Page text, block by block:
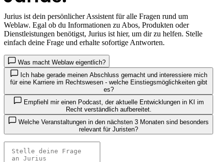
Jurius ist dein persönlicher Assistent für alle Fragen rund um
Weblaw. Egal ob du Informationen zu Abos, Produkten oder
Dienstleistungen benötigst, Jurius ist hier, um dir zu helfen. Stelle
einfach deine Frage und erhalte sofortige Antworten.
Was macht Weblaw eigentlich?
Ich habe gerade meinen Abschluss gemacht und interessiere mich
für eine Karriere im Rechtswesen - welche Einstiegsmöglichkeiten gibt
es?
Empfiehl mir einen Podcast, der aktuelle Entwicklungen in KI im
Recht verständlich aufbereitet.
relevant für Juristen?